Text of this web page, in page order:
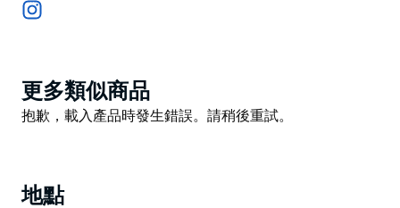
Product
List
更多類似商品
Product
抱歉，載入產品時發生錯誤。請稍後重試。
地點